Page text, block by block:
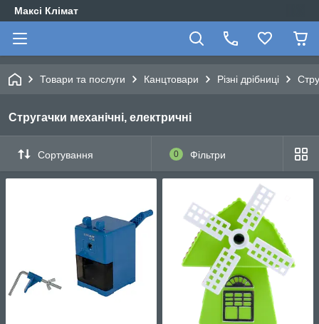
Максі Клімат
Товари та послуги Канцтовари Різні дрібниці
Стругачки механічні, електричні
Сортування 0 Фільтри